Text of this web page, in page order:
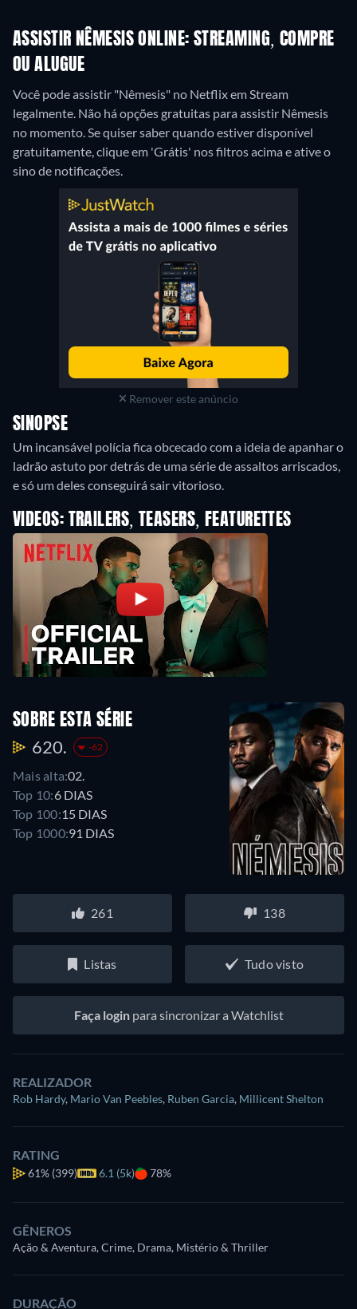
ASSISTIR NÊMESIS ONLINE: STREAMING, COMPRE
OU ALUGUE
Você pode assistir "Nêmesis" no Netflix em Stream
legalmente. Não há opções gratuitas para assistir Nêmesis
no momento. Se quiser saber quando estiver disponível
gratuitamente, clique em 'Grátis' nos filtros acima e ative o
sino de notificações.
Remover este anúncio
SINOPSE
Um incansável polícia fica obcecado com a ideia de apanhar o
ladrão astuto por detrás de uma série de assaltos arriscados,
e só um deles conseguirá sair vitorioso.
VIDEOS: TRAILERS, TEASERS, FEATURETTES
SOBRE ESTA SÉRIE
620. -62
Mais alta:02.
Top 10:6 DIAS
Top 100:15 DIAS
Top 1000:91 DIAS
261 138
Listas Tudo visto
Faça loginpara sincronizar a Watchlist
REALIZADOR
Rob Hardy, Mario Van Peebles, Ruben Garcia, Millicent Shelton
RATING
61% (399) 6.1 (5k) 78%
GÊNEROS
Ação & Aventura, Crime, Drama, Mistério & Thriller
DURAÇÃO